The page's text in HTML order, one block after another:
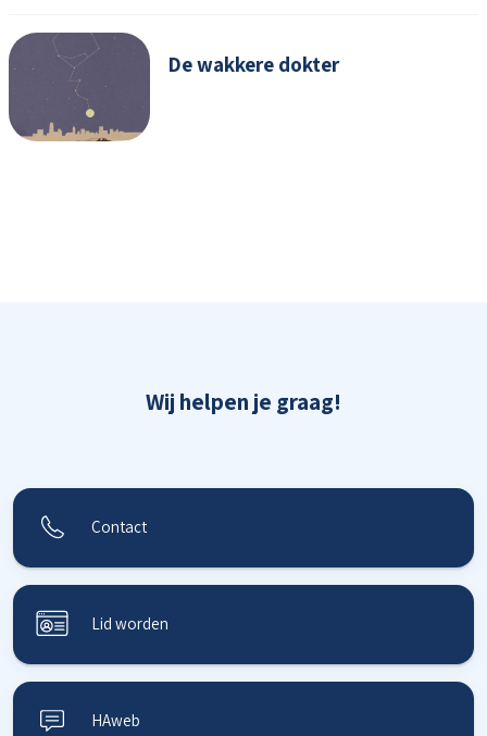
De wakkere dokter
Wij helpen je graag!
Contact
Lid worden
HAweb